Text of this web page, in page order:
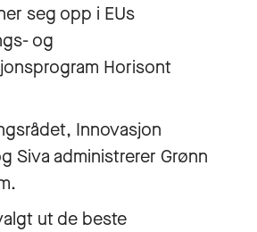
seg opp i EUs
og
Horisont
Innovasjon
Siva administrerer Grønn
ut de beste